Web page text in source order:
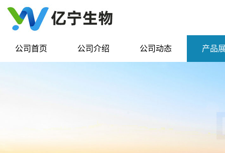
公司首页 公司介绍 公司动态 产品